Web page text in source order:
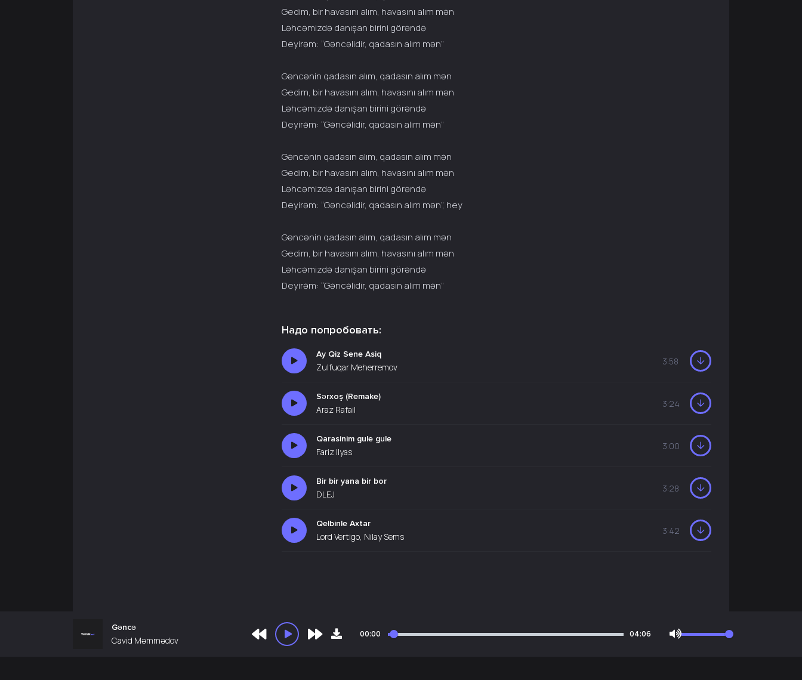
Gedim, bir havasını alım, havasını alım mən
Ləhcəmizdə danışan birini görəndə
Deyirəm: “Gəncəlidir, qadasın alım mən”
Gəncənin qadasın alım, qadasın alım mən
Gedim, bir havasını alım, havasını alım mən
Ləhcəmizdə danışan birini görəndə
Deyirəm: “Gəncəlidir, qadasın alım mən”
Gəncənin qadasın alım, qadasın alım mən
Gedim, bir havasını alım, havasını alım mən
Ləhcəmizdə danışan birini görəndə
Deyirəm: “Gəncəlidir, qadasın alım mən”, hey
Gəncənin qadasın alım, qadasın alım mən
Gedim, bir havasını alım, havasını alım mən
Ləhcəmizdə danışan birini görəndə
Deyirəm: “Gəncəlidir, qadasın alım mən”
Надо попробовать:
Ay Qiz Sene Asiq
Zulfuqar Meherremov
3:58
Sərxoş (Remake)
Araz Rafail
3:24
Qarasinim gule gule
Fariz Ilyas
3:00
Bir bir yana bir bor
DLEJ
3:28
Qelbinle Axtar
Lord Vertigo, Nilay Sems
3:42
Gəncə
Cavid Məmmədov
00:00 04:06